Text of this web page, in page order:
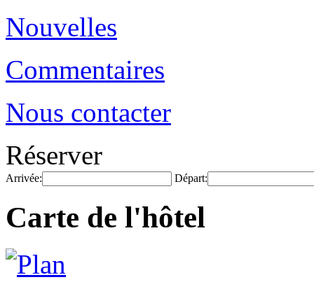
Nouvelles
Commentaires
Nous contacter
Réserver
Arrivée: Départ:
Carte de l'hôtel